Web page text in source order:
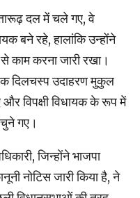
दल में चले गए, वे
बने रहे, हालांकि उन्होंने
से काम करना जारी रखा।
दिलचस्प उदाहरण मुकुल
और विपक्षी विधायक के रूप में
गए।
जिन्होंने भाजपा
नोटिस जारी किया है, ने